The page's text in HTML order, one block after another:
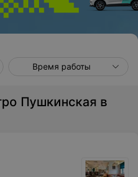
Время работы
Пушкинская в